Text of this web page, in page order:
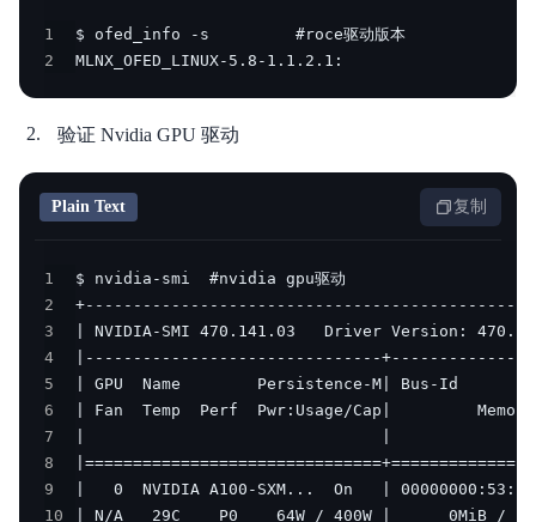
1
2
MLNX_OFED_LINUX-5.8-1.1.2.1:
验证 Nvidia GPU 驱动
Plain Text 复制
1
2
3
4
5
6
7
8
9
10